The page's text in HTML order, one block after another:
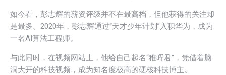
如今看，彭志辉的薪资评级并不在最高档，但他获得的关注却
是最多。2020年，彭志辉通过“天才少年计划”入职华为，成为
一名AI算法工程师。
与此同时，在视频网站上，他给自己起名“稚晖君”，凭借着脑
洞大开的科技视频，成为知名度极高的硬核科技博主。